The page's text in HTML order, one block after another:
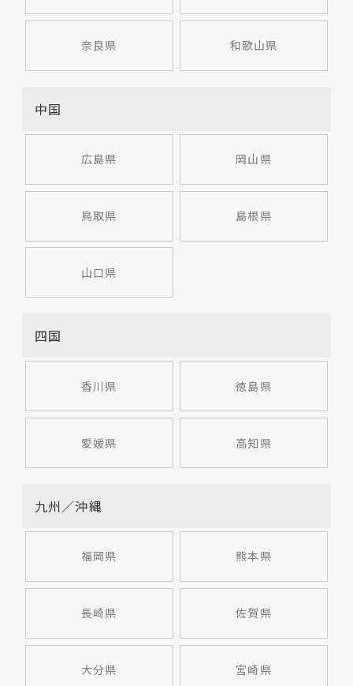
奈良県 和歌山県
中国
広島県 岡山県
鳥取県 島根県
山口県
四国
香川県 徳島県
愛媛県 高知県
九州／沖縄
福岡県 熊本県
長崎県 佐賀県
大分県 宮崎県